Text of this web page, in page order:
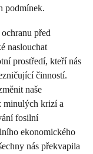
podmínek.
před
naslouchat
prostředí, kteří nás
činností.
naše
minulých krizí a
fosilní
ekonomického
nás překvapila